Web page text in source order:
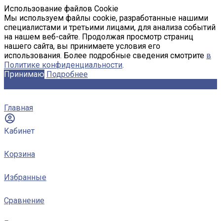
Использование файлов Cookie
Мы используем файлы cookie, разработанные нашими
специалистами и третьими лицами, для анализа событий
на нашем веб-сайте. Продолжая просмотр страниц
нашего сайта, вы принимаете условия его
использования. Более подробные сведения смотрите в
Политике конфиденциальности.
Принимаю Подробнее
Главная
Кабинет
Корзина
Избранные
Сравнение